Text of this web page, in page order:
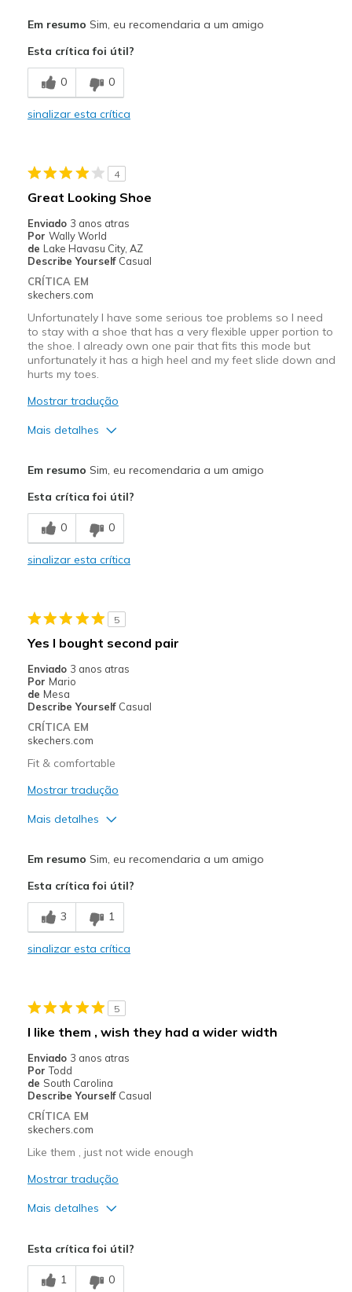
Breathe Well
Comfortable
Contras
Melhores utilizações
Going Out
Special Occasions
Travel
Width
View On Shoes
Em resumo Sim, eu recomendaria a um amigo
Esta crítica foi útil?
0 0
sinalizar esta crítica
4
Great Looking Shoe
Enviado 3 anos atras
Por Wally World
de Lake Havasu City, AZ
Describe Yourself Casual
CRÍTICA EM
skechers.com
Unfortunately I have some serious toe problems so I need
to stay with a shoe that has a very flexible upper portion to
the shoe. I already own one pair that fits this mode but
unfortunately it has a high heel and my feet slide down and
hurts my toes.
Mostrar tradução
Mais detalhes
Stylish
Contras
Not comfortable due to my toe problem
Width
Sizing
Feels true to size
View On Shoes
Em resumo Sim, eu recomendaria a um amigo
Esta crítica foi útil?
0 0
sinalizar esta crítica
5
Yes I bought second pair
Enviado 3 anos atras
Por Mario
de Mesa
Describe Yourself Casual
CRÍTICA EM
skechers.com
Fit & comfortable
Mostrar tradução
Mais detalhes
Melhores utilizações
Casual Wear
Em resumo Sim, eu recomendaria a um amigo
Esta crítica foi útil?
3 1
sinalizar esta crítica
5
I like them , wish they had a wider width
Enviado 3 anos atras
Por Todd
de South Carolina
Describe Yourself Casual
CRÍTICA EM
skechers.com
Like them , just not wide enough
Mostrar tradução
Mais detalhes
Comfortable
Esta crítica foi útil?
1 0